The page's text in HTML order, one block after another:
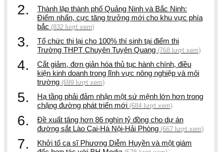
2.
Thành lập thành phố Quảng Ninh và Bắc Ninh:
Điểm nhấn, cực tăng trưởng mới cho khu vực phía
bắc (832 lượt xem)
3.
Tổ chức thi lại cho 100% thí sinh tại điểm thi
Trường THPT Chuyên Tuyên Quang (768 lượt xem)
4.
Cắt giảm, đơn giản hóa thủ tục hành chính, điều
kiện kinh doanh trong lĩnh vực nông nghiệp và môi
trường (699 lượt xem)
5.
Hạ tầng phải đảm nhận một sứ mệnh lớn hơn trong
chặng đường phát triển mới (684 lượt xem)
6.
Đề xuất tăng hơn 86 nghìn tỷ đồng cho dự án
đường sắt Lào Cai-Hà Nội-Hải Phòng (667 lượt xem)
7.
Khởi tố ca sĩ Phương Diễm Huyền và một giám